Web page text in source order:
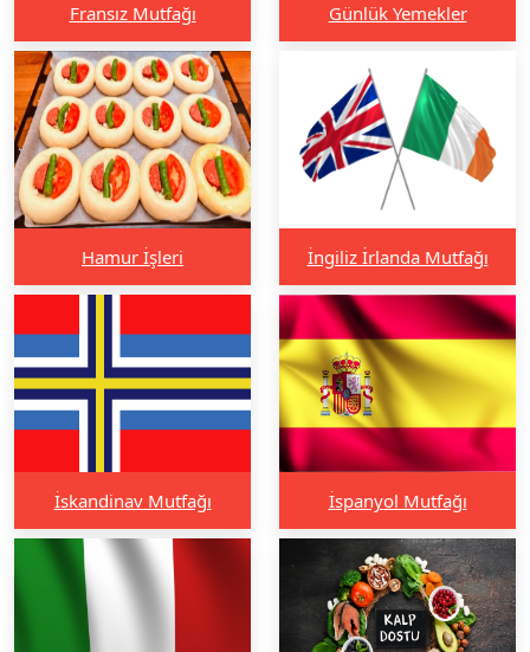
Fransız Mutfağı Günlük Yemekler
Hamur İşleri İngiliz İrlanda Mutfağı
İskandinav Mutfağı İspanyol Mutfağı